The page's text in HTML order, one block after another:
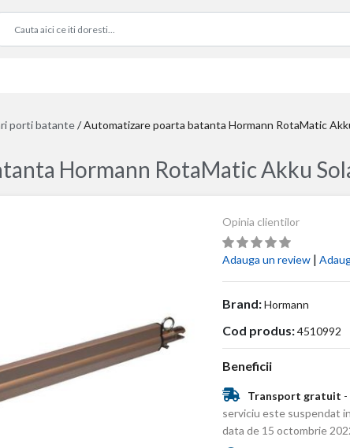
porti batante/Automatizare poarta batanta Hormann RotaMatic
Hormann RotaMatic Akku
Opinia clientilor
Adauga un review |
Brand:Hormann
Cod produs:4510992
Beneficii
Transport gratuit -
serviciu este suspendat
data de 15 octombrie